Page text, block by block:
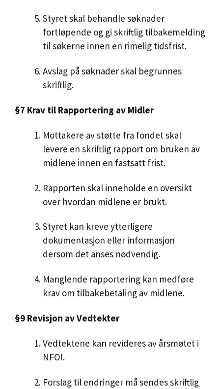
Styret skal behandle søknader
fortløpende og gi skriftlig tilbakemelding
til søkerne innen en rimelig tidsfrist.
Avslag på søknader skal begrunnes
skriftlig.
§7 Krav til Rapportering av Midler
Mottakere av støtte fra fondet skal
levere en skriftlig rapport om bruken av
midlene innen en fastsatt frist.
Rapporten skal inneholde en oversikt
over hvordan midlene er brukt.
Styret kan kreve ytterligere
dokumentasjon eller informasjon
dersom det anses nødvendig.
Manglende rapportering kan medføre
krav om tilbakebetaling av midlene.
§9 Revisjon av Vedtekter
Vedtektene kan revideres av årsmøtet i
NFOI.
Forslag til endringer må sendes skriftlig